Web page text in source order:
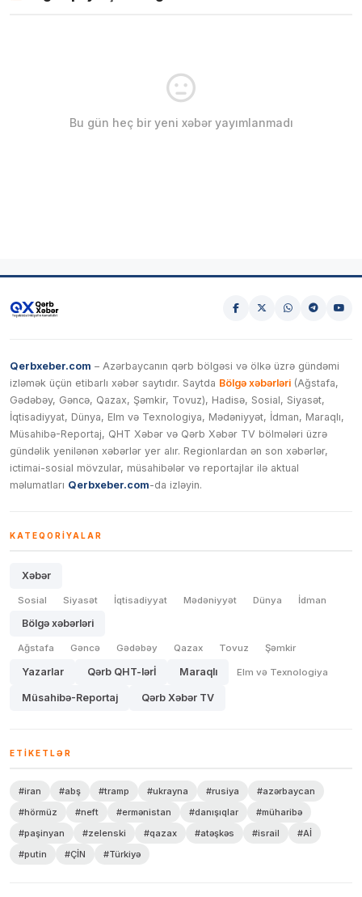
Bu gün heç bir yeni xəbər yayımlanmadı
Qerbxeber.com – Azərbaycanın qərb bölgəsi və ölkə üzrə gündəmi
izləmək üçün etibarlı xəbər saytıdır. Saytda Bölgə xəbərləri (Ağstafa,
Gədəbəy, Gəncə, Qazax, Şəmkir, Tovuz), Hadisə, Sosial, Siyasət,
İqtisadiyyat, Dünya, Elm və Texnologiya, Mədəniyyət, İdman, Maraqlı,
Müsahibə-Reportaj, QHT Xəbər və Qərb Xəbər TV bölmələri üzrə
gündəlik yenilənən xəbərlər yer alır. Regionlardan ən son xəbərlər,
ictimai-sosial mövzular, müsahibələr və reportajlar ilə aktual
məlumatları Qerbxeber.com-da izləyin.
KATEQORIYALAR
Xəbər
Sosial Siyasət İqtisadiyyat Mədəniyyət Dünya İdman
Bölgə xəbərləri
Ağstafa Gəncə Gədəbəy Qazax Tovuz Şəmkir
Yazarlar Qərb QHT-lərİ Maraqlı Elm və Texnologiya
Müsahibə-Reportaj Qərb Xəbər TV
ETIKETLƏR
#iran #abş #tramp #ukrayna #rusiya
#azərbaycan
#hörmüz
#neft #ermənistan #danışıqlar
#müharibə
#paşinyan
#zelenski #qazax #atəşkəs #israil
#Aİ
#putin
#ÇİN #Türkiyə